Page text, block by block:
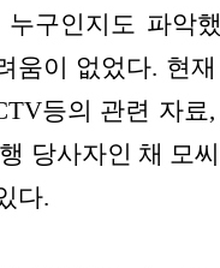
구인지도 파악
움이 없었다. 현
등의 관련 자료
당사자인 채 모
다.